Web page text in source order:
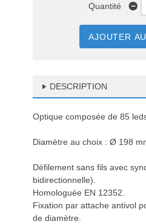
Quantité
AJOUTER
DESCRIPTION
Optique composée de 85
Diamètre au choix : Ø 198
Défilement sans fils avec
bidirectionnelle).
Homologuée EN 12352.
Fixation par attache antivol
de diamètre.